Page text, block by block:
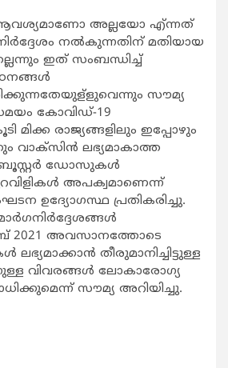
അല്ലയോ എ്ന്നത്
നല്‍കുന്നതിന് മതിയായ
ഇത് സംബന്ധിച്ച്
ളുവെന്നും സൗമ്യ
കോവിഡ്-19
മിക്ക രാജ്യങ്ങളിലും ഇപ്പോഴും
വാക്‌സിന്‍ ലഭ്യമാകാത്ത
ബൂസ്റ്റര്‍ ഡോസുകള്‍
അപക്വമാണെന്ന്
ഉദ്യോഗസ്ഥ പ്രതികരിച്ചു.
2021 അവസാനത്തോടെ
തീരുമാനിച്ചിട്ടുള്ള
വിവരങ്ങള്‍ ലോകാരോഗ്യ
സൗമ്യ അറിയിച്ചു.